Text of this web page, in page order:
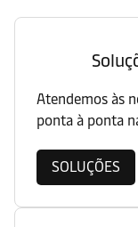
Atendemos às
ponta à ponta
SOLUÇÕES